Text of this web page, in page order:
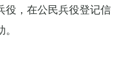
役，在公民兵役登记信